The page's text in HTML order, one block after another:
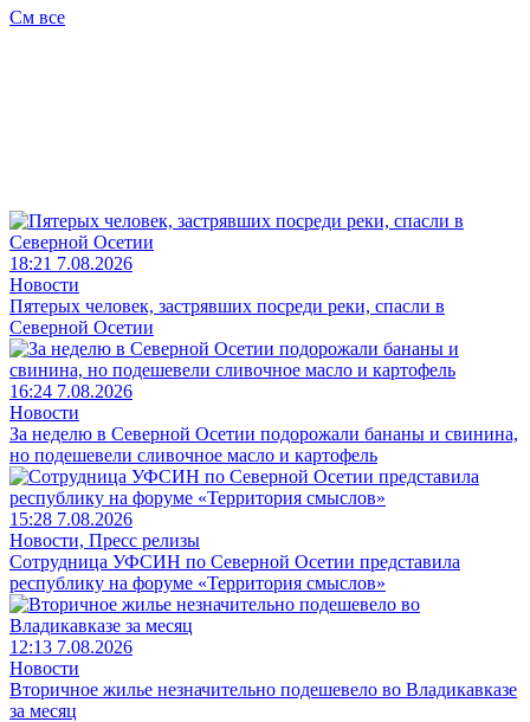
См все
18:21 7.08.2026
Новости
Пятерых человек, застрявших посреди реки, спасли в
Северной Осетии
16:24 7.08.2026
Новости
За неделю в Северной Осетии подорожали бананы и свинина,
но подешевели сливочное масло и картофель
15:28 7.08.2026
Новости, Пресс релизы
Сотрудница УФСИН по Северной Осетии представила
республику на форуме «Территория смыслов»
12:13 7.08.2026
Новости
Вторичное жилье незначительно подешевело во Владикавказе
за месяц